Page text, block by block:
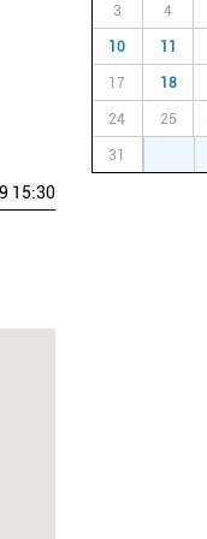
15:30
3 4
10 11
17 18
24 25
31